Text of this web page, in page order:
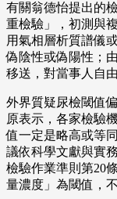
有關翁德怡提出的
重檢驗」，初測與
用氣相層析質譜儀
偽陰性或偽陽性；
移送，對當事人自
外界質疑尿檢閾值
原表示，各家檢驗
值一定是略高或等
議依科學文獻與實
檢驗作業準則第20
量濃度」為閾值，